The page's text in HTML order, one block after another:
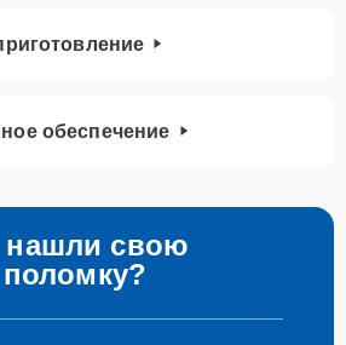
обеспечение
нашли свою
поломку?